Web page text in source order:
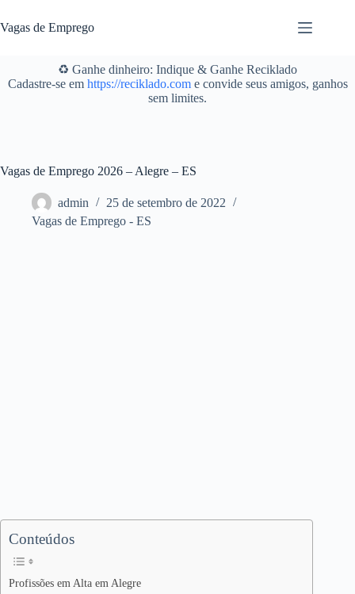
para
o
Vagas de Emprego
♻️ Ganhe dinheiro: Indique & Ganhe Reciklado
Cadastre-se em https://reciklado.come convide seus amigos, ganhos
sem limites.
Vagas de Emprego 2026 – Alegre – ES
admin
25 de setembro de 2022
Vagas de Emprego - ES
Conteúdos
Profissões em Alta em Alegre